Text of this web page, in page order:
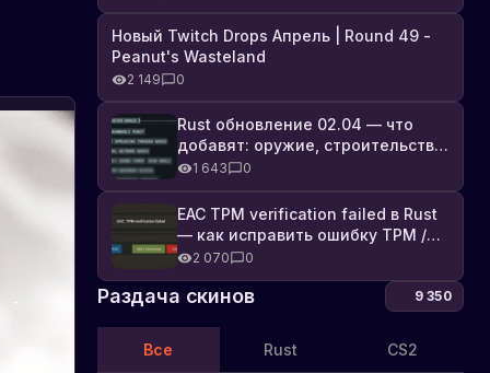
Новый Twitch Drops Апрель | Round 49 -
Peanut's Wasteland
2 149 0
Rust обновление 02.04 — что
добавят: оружие, строительство,
технологии и Farming 2.5
1 643 0
EAC TPM verification failed в Rust
— как исправить ошибку TPM /
Secure Boot
2 070 0
Раздача скинов 9 350
Все Rust CS2